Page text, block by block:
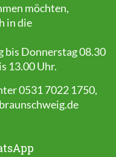
möchten,
in die
bis Donnerstag 08.30
13.00 Uhr.
0531 7022 1750,